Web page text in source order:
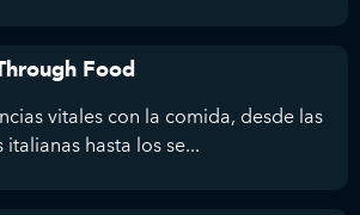
Food
vitales con la comida, desde las
hasta los se...